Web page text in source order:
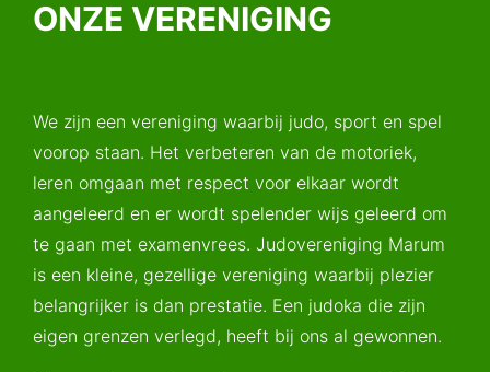
ONZE VERENIGING
We zijn een vereniging waarbij judo, sport en spel
voorop staan. Het verbeteren van de motoriek,
leren omgaan met respect voor elkaar wordt
aangeleerd en er wordt spelender wijs geleerd om
te gaan met examenvrees. Judovereniging Marum
is een kleine, gezellige vereniging waarbij plezier
belangrijker is dan prestatie. Een judoka die zijn
eigen grenzen verlegd, heeft bij ons al gewonnen.